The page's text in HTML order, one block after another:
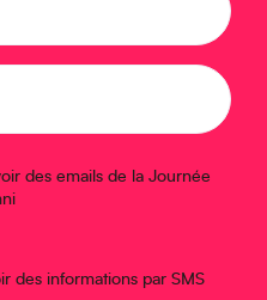
des emails de la Journée
des informations par SMS